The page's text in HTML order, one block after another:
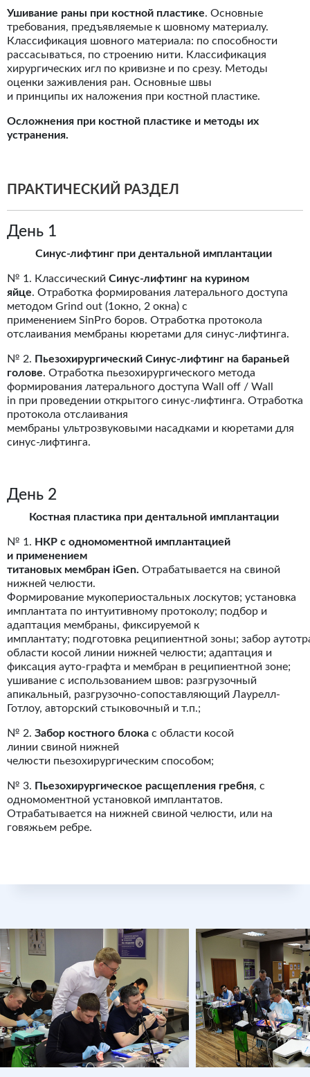
Ушивание раны при костной пластике. Основные
требования, предъявляемые к шовному материалу.
Классификация шовного материала: по способности
рассасываться, по строению нити. Классификация
хирургических игл по кривизне и по срезу. Методы
оценки заживления ран. Основные швы
и принципы их наложения при костной пластике.
Осложнения при костной пластике и методы их
устранения.
ПРАКТИЧЕСКИЙ РАЗДЕЛ
День 1
Синус-лифтинг при дентальной имплантации
№ 1. Классический Синус-лифтинг на курином
яйце. Отработка формирования латерального доступа
методом Grind out (1окно, 2 окна) с
применением SinPro боров. Отработка протокола
отслаивания мембраны кюретами для синус-лифтинга.
№ 2. Пьезохирургический Синус-лифтинг на бараньей
голове. Отработка пьезохирургического метода
формирования латерального доступа Wall off / Wall
in при проведении открытого синус-лифтинга. Отработка
протокола отслаивания
мембраны ультрозвуковыми насадками и кюретами для
синус-лифтинга.
День 2
Костная пластика при дентальной имплантации
№ 1. НКР с одномоментной имплантацией
и применением
титановых мембран iGen. Отрабатывается на свиной
нижней челюсти.
Формирование мукопериостальных лоскутов; установка
имплантата по интуитивному протоколу; подбор и
адаптация мембраны, фиксируемой к
имплантату; подготовка реципиентной зоны; забор
области косой линии нижней челюсти; адаптация и
фиксация ауто-графта и мембран в реципиентной зоне;
ушивание с использованием швов: разгрузочный
апикальный, разгрузочно-сопоставляющий Лаурелл-
Готлоу, авторский стыковочный и т.п.;
№ 2. Забор костного блока с области косой
линии свиной нижней
челюсти пьезохирургическим способом;
№ 3. Пьезохирургическое расщепления гребня, с
одномоментной установкой имплантатов.
Отрабатывается на нижней свиной челюсти, или на
говяжьем ребре.